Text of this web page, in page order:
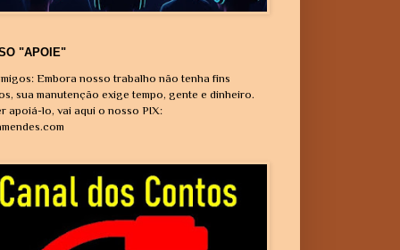
"APOIE"
Embora nosso trabalho não tenha fins
sua manutenção exige tempo, gente e dinheiro.
apoiá-lo, vai aqui o nosso PIX: